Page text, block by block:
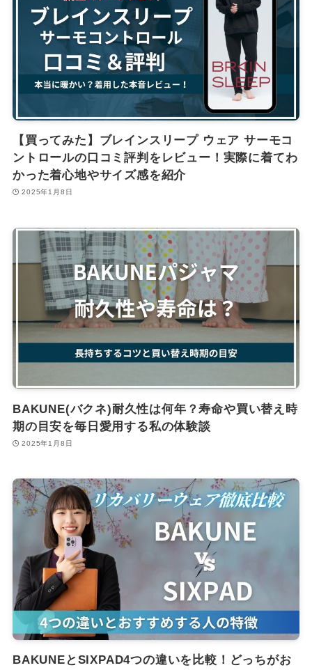
【買ってみた】ブレインスリープ ウェア サーモコ
ントロールの口コミ評判をレビュー！実際に着てわ
かった着心地やサイズ感を紹介
2025年1月8日
BAKUNE(バクネ)耐久性は何年？寿命や買い替え時
期の目安を毎日愛用する私の体験談
2025年1月8日
BAKUNEとSIXPAD4つの違いを比較！どっちがお